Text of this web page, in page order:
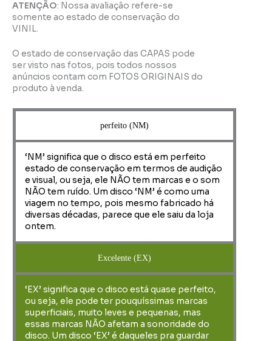
ATENÇÃO: Nossa avaliação refere-se
somente ao estado de conservação do
VINIL.
O estado de conservação das CAPAS pode
ser visto nas fotos, pois todos nossos
anúncios contam com FOTOS ORIGINAIS do
produto à venda.
perfeito (NM)
‘NM’ significa que o disco está em perfeito
estado de conservação em termos de audição
e visual, ou seja, ele NÃO tem marcas e o som
NÃO tem ruído. Um disco ‘NM’ é como uma
viagem no tempo, pois mesmo fabricado há
diversas décadas, parece que ele saiu da loja
ontem.
Excelente (EX)
‘EX’ significa que o disco está quase perfeito,
ou seja, ele pode ter pouquíssimas marcas
superficiais, muito leves e pequenas, mas
essas marcas NÃO afetam a sonoridade do
disco. Um disco ‘EX’ é daqueles pra guardar